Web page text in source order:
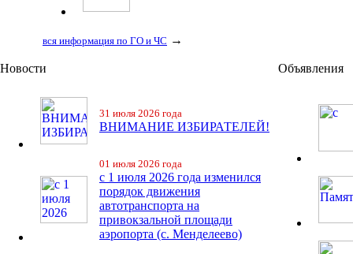
вся информация по ГО и ЧС →
Новости
31 июля 2026 года
ВНИМАНИЕ ИЗБИРАТЕЛЕЙ!
01 июля 2026 года
с 1 июля 2026 года изменился
порядок движения
автотранспорта на
привокзальной площади
аэропорта (с. Менделеево)
Объявления